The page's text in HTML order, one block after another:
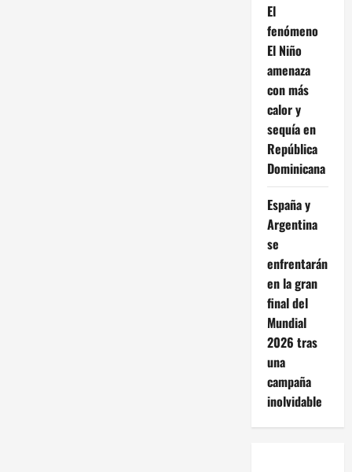
El
fenómeno
El Niño
amenaza
con más
calor y
sequía en
República
Dominicana
España y
Argentina
se
enfrentarán
en la gran
final del
Mundial
2026 tras
una
campaña
inolvidable